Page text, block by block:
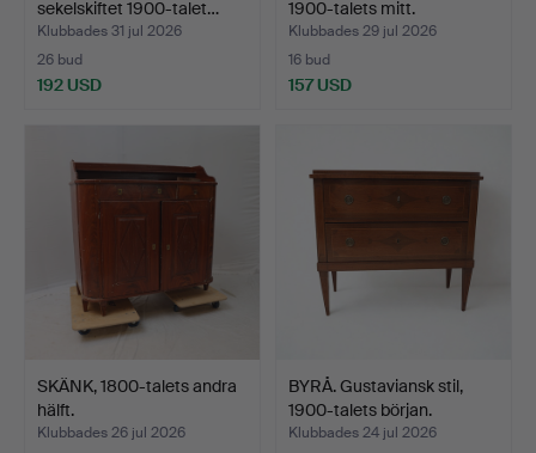
sekelskiftet 1900-talet…
Klubbades 31 jul 2026
26 bud
192 USD
1900-talets mitt.
Klubbades 29 jul 2026
16 bud
157 USD
SKÄNK, 1800-talets andra
hälft.
Klubbades 26 jul 2026
BYRÅ. Gustaviansk stil,
1900-talets början.
Klubbades 24 jul 2026